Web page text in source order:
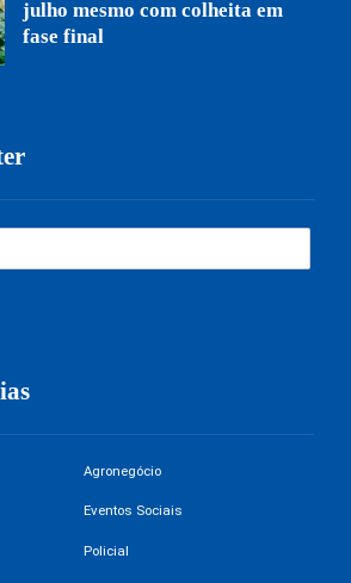
julho mesmo com colheita em
fase final
Agronegócio
Eventos Sociais
Policial